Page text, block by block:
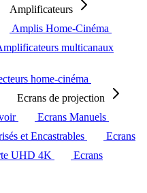
Amplificateurs
Amplis Home-Cinéma
multicanaux
home-cinéma
Ecrans de projection
Ecrans Manuels
et Encastrables
Ecrans
UHD 4K
Ecrans